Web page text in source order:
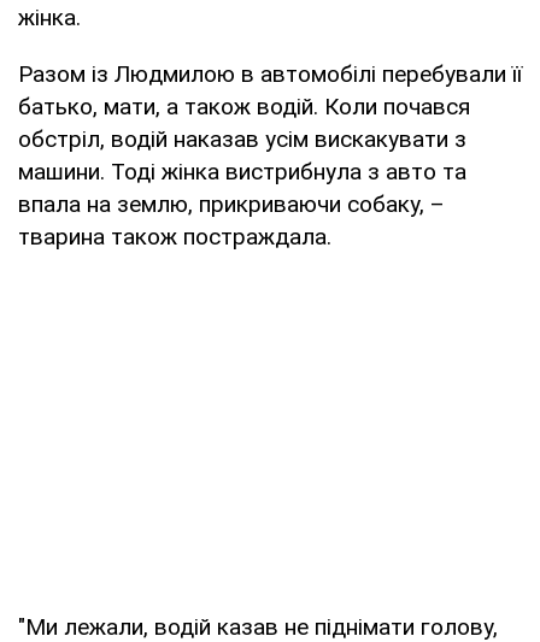
жінка.
Разом із Людмилою в автомобілі перебували її
батько, мати, а також водій. Коли почався
обстріл, водій наказав усім вискакувати з
машини. Тоді жінка вистрибнула з авто та
впала на землю, прикриваючи собаку, –
тварина також постраждала.
"Ми лежали, водій казав не піднімати голову,